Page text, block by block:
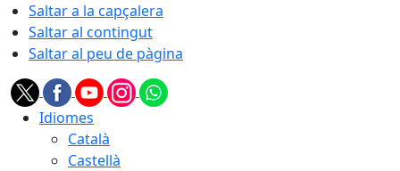
Saltar a la capçalera
Saltar al contingut
Saltar al peu de pàgina
Idiomes
Català
Castellà